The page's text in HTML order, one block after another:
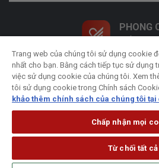
PHONG
Chính sách xử lý dữ liệu cá nhân
Chính sách Cookie Pháp lý
© Bản quyền thuộc về Công ty Bảo
Trang web của chúng tôi sử dụng cookie
nhất cho bạn. Bằng cách tiếp tục sử dụng
việc sử dụng cookie của chúng tôi. Xem
tôi sử dụng cookie trong Chính sách
khảo thêm chính sách của chúng tôi tại
Chấp nhận mọi
Từ chối tất cả